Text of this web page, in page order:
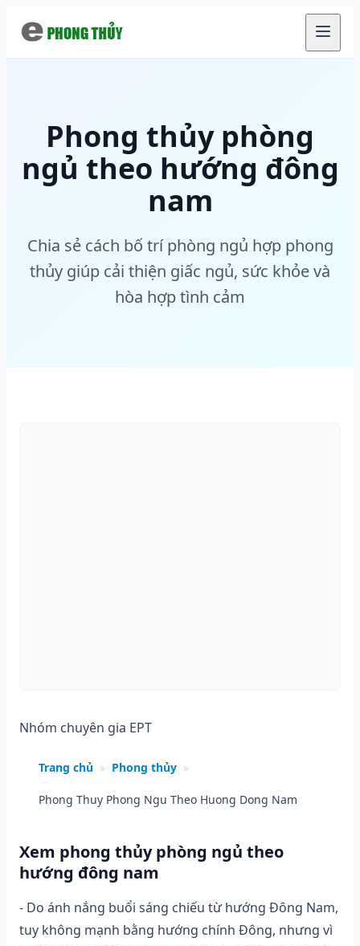
Phong thủy phòng
ngủ theo hướng đông
nam
Chia sẻ cách bố trí phòng ngủ hợp phong
thủy giúp cải thiện giấc ngủ, sức khỏe và
hòa hợp tình cảm
Nhóm chuyên gia EPT
Trang chủ » Phong thủy »
Phong Thuy Phong Ngu Theo Huong Dong Nam
Xem phong thủy phòng ngủ theo
hướng đông nam
- Do ánh nắng buổi sáng chiếu từ hướng Đông Nam,
tuy không mạnh bằng hướng chính Đông, nhưng vì